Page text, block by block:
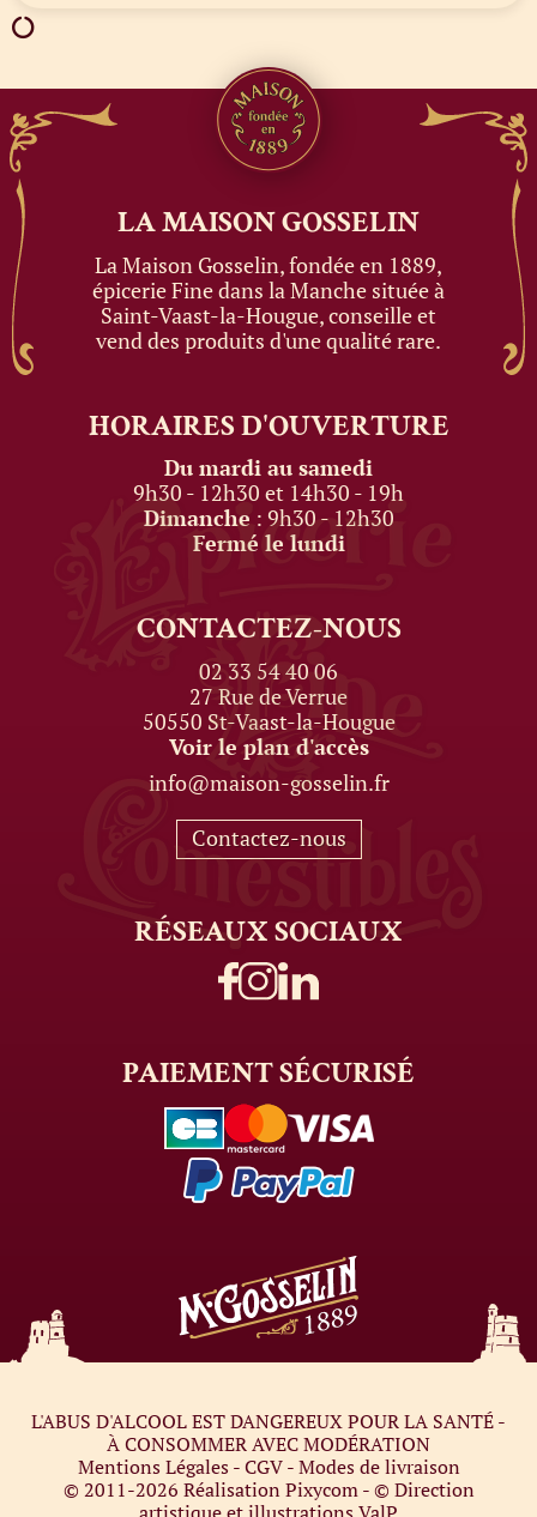
LA MAISONGOSSELIN
La Maison Gosselin, fondée en 1889,
épicerie Fine dans la Manche située à
Saint-Vaast-la-Hougue, conseille et
vend des produits d'une qualité rare.
HORAIRESD'OUVERTURE
Du mardi au samedi
9h30 - 12h30 et 14h30 - 19h
Dimanche : 9h30 - 12h30
Fermé le lundi
CONTACTEZ-NOUS
02 33 54 40 06
27 Rue de Verrue
50550 St-Vaast-la-Hougue
Voir le plan d'accès
info@maison-gosselin.fr
Contactez-nous
RÉSEAUXSOCIAUX
PAIEMENTSÉCURISÉ
L'ABUS D'ALCOOL EST DANGEREUX POUR LA SANTÉ -
À CONSOMMER AVEC MODÉRATION
Mentions Légales-CGV-Modes de livraison
© 2011-2026 Réalisation Pixycom- © Direction